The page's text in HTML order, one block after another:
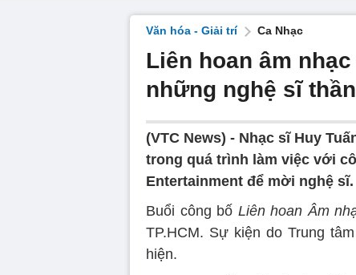
Văn hóa - Giải trí Ca Nhạc
Liên hoan âm
những nghệ sĩ
(VTC News) - Nhạc sĩ Huy
trong quá trình làm việc với
Entertainment để mời nghệ sĩ.
Buổi công bố Liên hoan Âm
TP.HCM. Sự kiện do Trung
hiện.